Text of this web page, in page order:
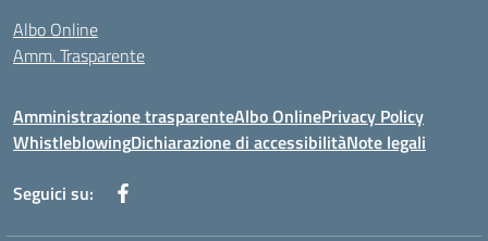
Albo Online
Amm. Trasparente
Amministrazione trasparenteAlbo OnlinePrivacy Policy
WhistleblowingDichiarazione di accessibilitàNote legali
Seguici su: